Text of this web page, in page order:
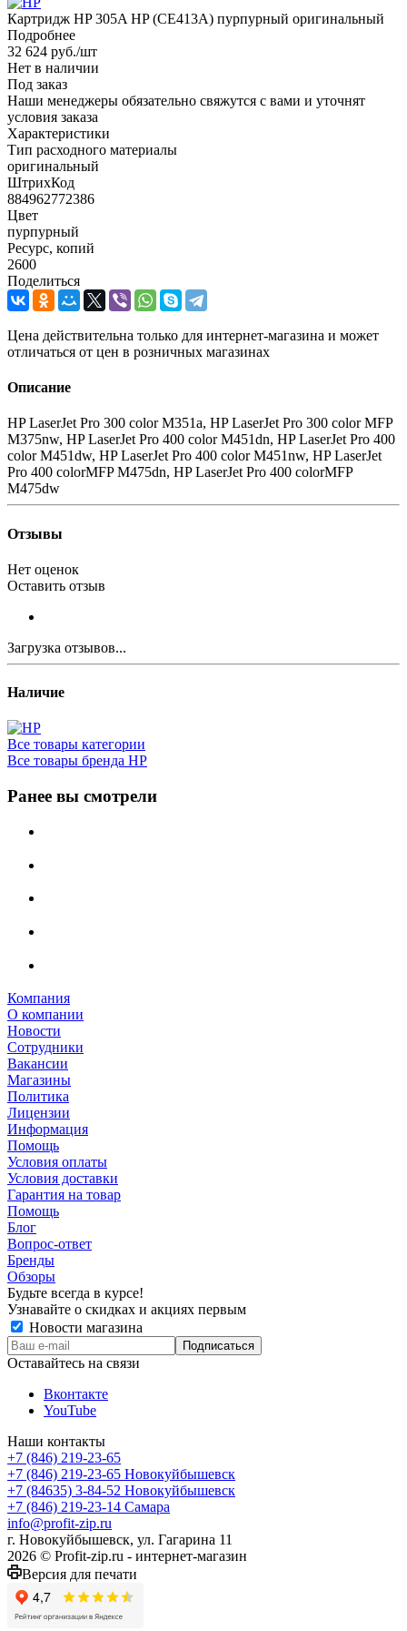
Картридж HP 305A HP (CE413A) пурпурный оригинальный
Подробнее
32 624 руб./шт
Нет в наличии
Под заказ
Наши менеджеры обязательно свяжутся с вами и уточнят
условия заказа
Характеристики
Тип расходного материалы
оригинальный
ШтрихКод
884962772386
Цвет
пурпурный
Ресурс, копий
2600
Поделиться
Цена действительна только для интернет-магазина и может
отличаться от цен в розничных магазинах
Описание
HP LaserJet Pro 300 color M351a, HP LaserJet Pro 300 color MFP
M375nw, HP LaserJet Pro 400 color M451dn, HP LaserJet Pro 400
color M451dw, HP LaserJet Pro 400 color M451nw, HP LaserJet
Pro 400 colorMFP M475dn, HP LaserJet Pro 400 colorMFP
M475dw
Отзывы
Нет оценок
Оставить отзыв
Загрузка отзывов...
Наличие
Все товары категории
Все товары бренда HP
Ранее вы смотрели
Компания
О компании
Новости
Сотрудники
Вакансии
Магазины
Политика
Лицензии
Информация
Помощь
Условия оплаты
Условия доставки
Гарантия на товар
Помощь
Блог
Вопрос-ответ
Бренды
Обзоры
Будьте всегда в курсе!
Узнавайте о скидках и акциях первым
Новости магазина
Оставайтесь на связи
Вконтакте
YouTube
Наши контакты
+7 (846) 219-23-65
+7 (846) 219-23-65 Новокуйбышевск
+7 (84635) 3-84-52 Новокуйбышевск
+7 (846) 219-23-14 Самара
info@profit-zip.ru
г. Новокуйбышевск, ул. Гагарина 11
2026 © Profit-zip.ru - интернет-магазин
Версия для печати